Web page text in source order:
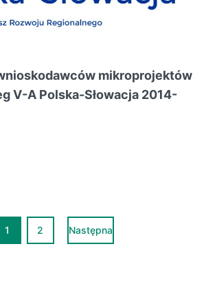
mikroprojektów
V-A Polska-Słowacja 2014-
1 2 Następna